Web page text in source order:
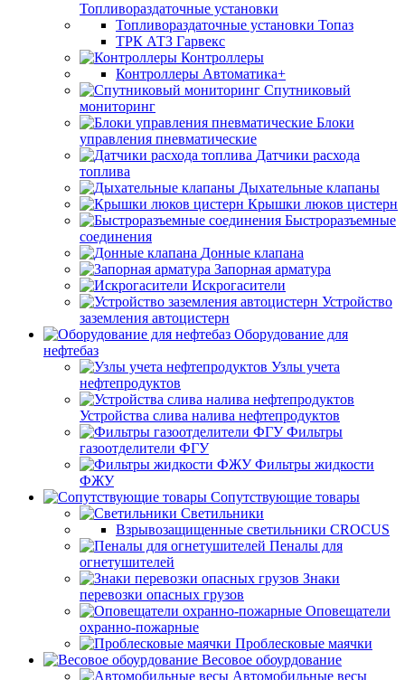
Топливораздаточные установки
Топливораздаточные установки Топаз
ТРК АТЗ Гарвекс
Контроллеры
Контроллеры Автоматика+
Спутниковый
мониторинг
Блоки
управления пневматические
Датчики расхода
топлива
Дыхательные клапаны
Крышки люков цистерн
Быстроразъемные
соединения
Донные клапана
Запорная арматура
Искрогасители
Устройство
заземления автоцистерн
Оборудование для
нефтебаз
Узлы учета
нефтепродуктов
Устройства слива налива нефтепродуктов
Фильтры
газоотделители ФГУ
Фильтры жидкости
ФЖУ
Сопутствующие товары
Светильники
Взрывозащищенные светильники CROCUS
Пеналы для
огнетушителей
Знаки
перевозки опасных грузов
Оповещатели
охранно-пожарные
Проблесковые маячки
Весовое обоурдование
Автомобильные весы